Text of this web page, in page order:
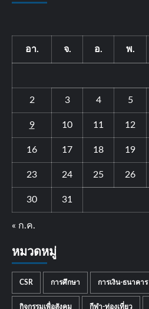
อา. จ. อ. พ.
2 3 4 5
9 10 11 12
16 17 18 19
23 24 25 26
30 31
« ก.ค.
หมวดหมู่
CSR การศึกษา การเงิน-ธนาคาร
กิจกรรมเพื่อสังคม กีฬา-ท่องเที่ยว